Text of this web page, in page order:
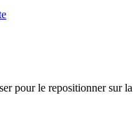
pour le repositionner sur la